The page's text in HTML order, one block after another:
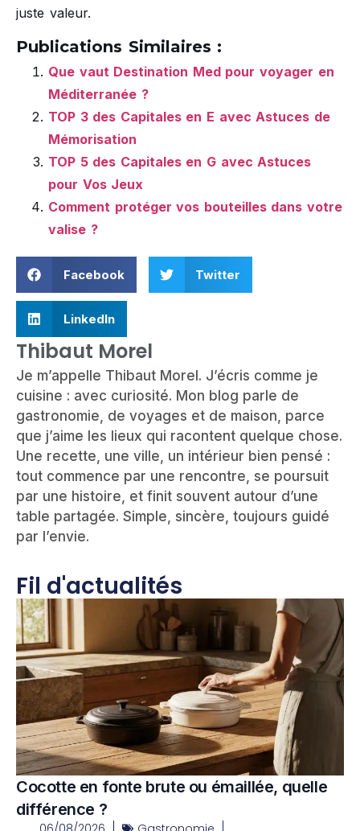
juste valeur.
Publications Similaires :
Que vaut Destination Med pour voyager en
Méditerranée ?
TOP 3 des Capitales en E avec Astuces de
Mémorisation
TOP 5 des Capitales en G avec Astuces
pour Vos Jeux
Comment protéger vos bouteilles dans votre
valise ?
Facebook Twitter
LinkedIn
Thibaut Morel
Je m’appelle Thibaut Morel. J’écris comme je
cuisine : avec curiosité. Mon blog parle de
gastronomie, de voyages et de maison, parce
que j’aime les lieux qui racontent quelque chose.
Une recette, une ville, un intérieur bien pensé :
tout commence par une rencontre, se poursuit
par une histoire, et finit souvent autour d’une
table partagée. Simple, sincère, toujours guidé
par l’envie.
Fil d'actualités
Cocotte en fonte brute ou émaillée, quelle
différence ?